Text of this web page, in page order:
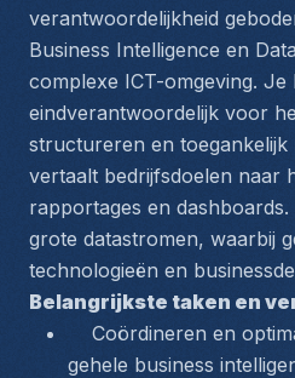
Business Intelligence en
complexe ICT-omgeving. Je
eindverantwoordelijk voor
structureren en toegankelijk
vertaalt bedrijfsdoelen naar
rapportages en
grote datastromen, waarbij
technologieën en
Belangrijkste taken en
gehele business